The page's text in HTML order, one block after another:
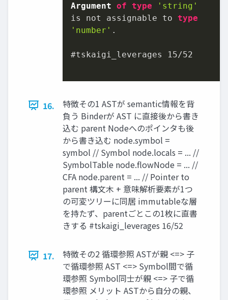
Argument of type
'string'
is not assignable to type
'number' .
#tskaigi_leverages 15/52
16.
特徴その1 ASTが semantic情報を背
負う Binderが AST に直接後から書き
込む parent Nodeへのポインタも後
から書き込む node.symbol =
symbol // Symbol node.locals = ... //
SymbolTable node.flowNode = ... //
CFA node.parent = ... // Pointer to
parent 構文木 + 意味解析要素が1つ
の可変ツリーに同居 immutableな層
を持たず、parentごとこの1枚に直書
きする #tskaigi_leverages 16/52
17.
特徴その2 循環参照 ASTが親 <=> 子
で循環参照 AST <=> Symbol間で循
環参照 Symbol同士が親 <=> 子で循
環参照 メリット ASTから自分の親、